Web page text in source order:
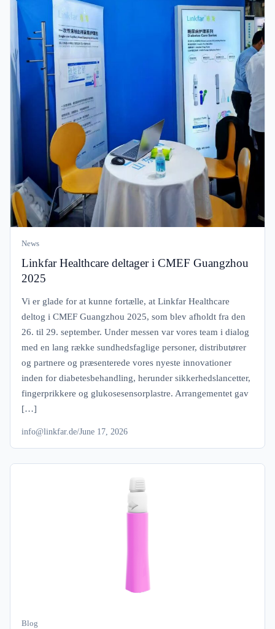
News
Linkfar Healthcare deltager i CMEF Guangzhou
2025
Vi er glade for at kunne fortælle, at Linkfar Healthcare
deltog i CMEF Guangzhou 2025, som blev afholdt fra den
26. til 29. september. Under messen var vores team i dialog
med en lang række sundhedsfaglige personer, distributører
og partnere og præsenterede vores nyeste innovationer
inden for diabetesbehandling, herunder sikkerhedslancetter,
fingerprikkere og glukosesensorplastre. Arrangementet gav
[…]
info@linkfar.de/June 17, 2026
Blog